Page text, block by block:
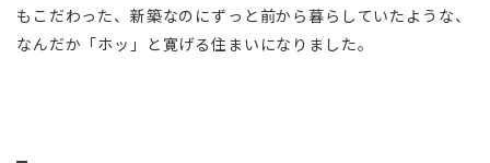
もこだわった、新築なのにずっと前から暮らしていたような、
なんだか「ホッ」と寛げる住まいになりました。